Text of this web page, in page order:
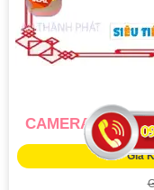
CAMERA DAHUA
Giá